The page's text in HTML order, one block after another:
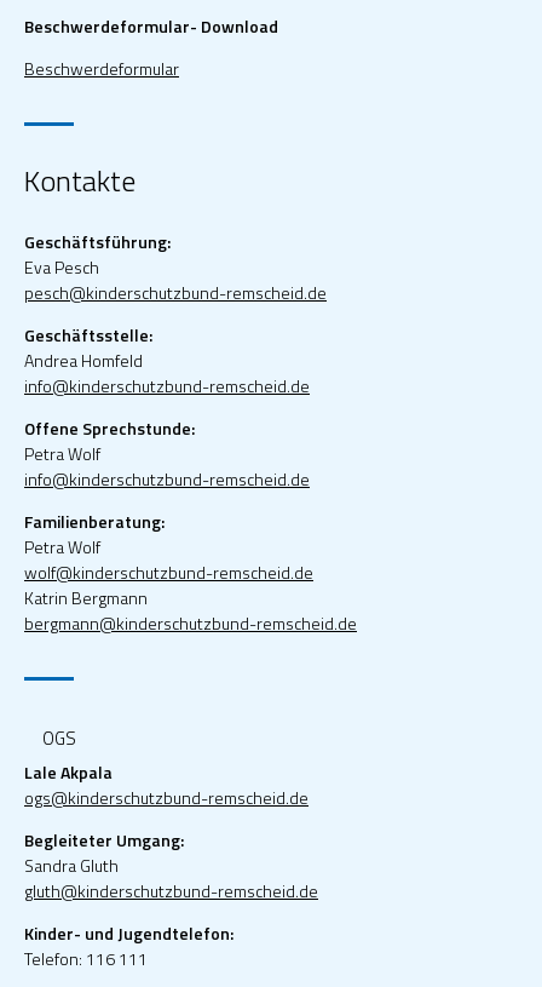
Beschwerdeformular- Download
Beschwerdeformular
Kontakte
Geschäftsführung:
Eva Pesch
pesch@kinderschutzbund-remscheid.de
Geschäftsstelle:
Andrea Homfeld
info@kinderschutzbund-remscheid.de
Offene Sprechstunde:
Petra Wolf
info@kinderschutzbund-remscheid.de
Familienberatung:
Petra Wolf
wolf@kinderschutzbund-remscheid.de
Katrin Bergmann
bergmann@kinderschutzbund-remscheid.de
OGS
Lale Akpala
ogs@kinderschutzbund-remscheid.de
Begleiteter Umgang:
Sandra Gluth
gluth@kinderschutzbund-remscheid.de
Kinder- und Jugendtelefon:
Telefon: 116 111